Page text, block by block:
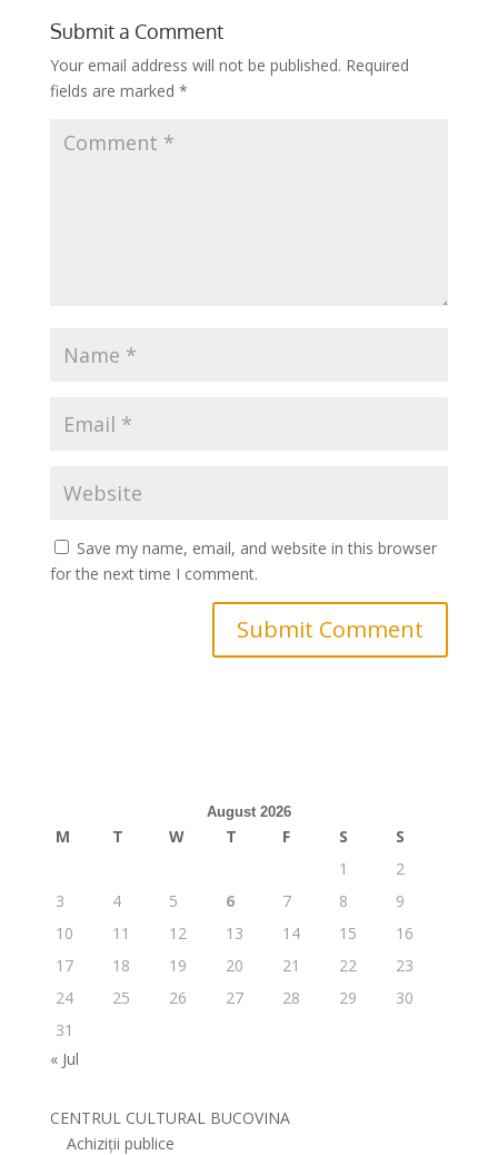
Submit a Comment
Your email address will not be published. Required
fields are marked *
Save my name, email, and website in this browser
for the next time I comment.
August 2026
M T W T F S
S
1
2
3
4 5 6 7 8
9
10
11 12 13 14 15
16
17
18 19 20 21 22
23
24
25 26 27 28 29
30
31
« Jul
CENTRUL CULTURAL BUCOVINA
Achiziții publice